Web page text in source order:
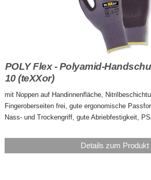
POLY Flex - Polyamid-
10 (teXXor)
mit Noppen auf Handinnenfläche,
Fingeroberseiten frei, gute ergonomische
Nass- und Trockengriff, gute Abriebfestigkeit,
Details zum Produkt